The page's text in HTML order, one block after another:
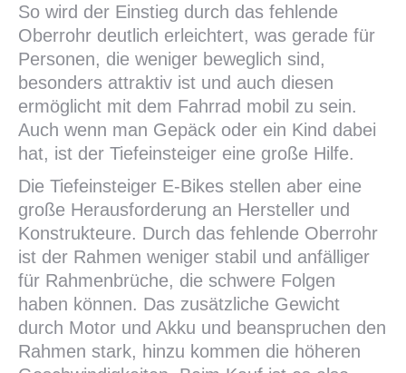
So wird der Einstieg durch das fehlende
Oberrohr deutlich erleichtert, was gerade für
Personen, die weniger beweglich sind,
besonders attraktiv ist und auch diesen
ermöglicht mit dem Fahrrad mobil zu sein.
Auch wenn man Gepäck oder ein Kind dabei
hat, ist der Tiefeinsteiger eine große Hilfe.
Die Tiefeinsteiger E-Bikes stellen aber eine
große Herausforderung an Hersteller und
Konstrukteure. Durch das fehlende Oberrohr
ist der Rahmen weniger stabil und anfälliger
für Rahmenbrüche, die schwere Folgen
haben können. Das zusätzliche Gewicht
durch Motor und Akku und beanspruchen den
Rahmen stark, hinzu kommen die höheren